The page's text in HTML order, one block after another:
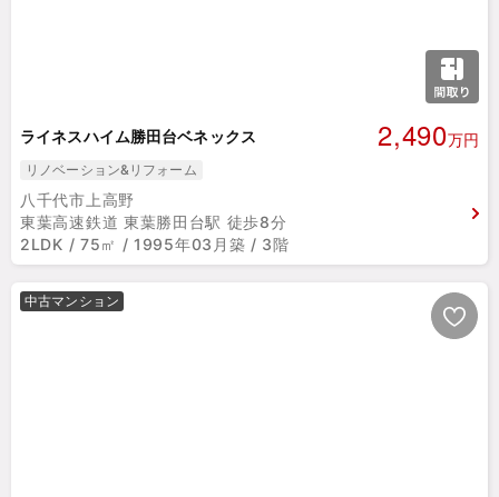
ライネスハイム勝田台ベネックス 2,490万円
リノベーション&リフォーム
八千代市上高野
東葉高速鉄道 東葉勝田台駅 徒歩8分
2LDK / 75㎡ / 1995年03月築 / 3階
中古マンション